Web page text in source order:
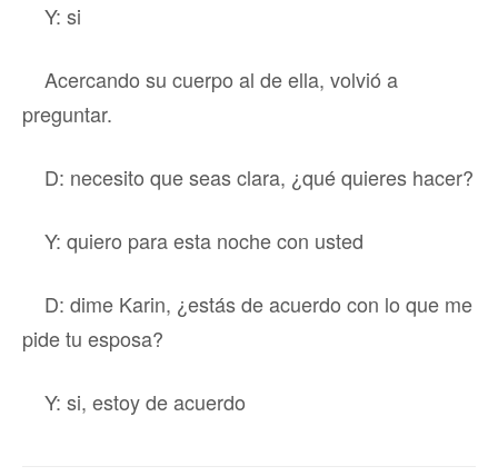
Y: si
Acercando su cuerpo al de ella, volvió a
preguntar.
D: necesito que seas clara, ¿qué quieres hacer?
Y: quiero para esta noche con usted
D: dime Karin, ¿estás de acuerdo con lo que me
pide tu esposa?
Y: si, estoy de acuerdo